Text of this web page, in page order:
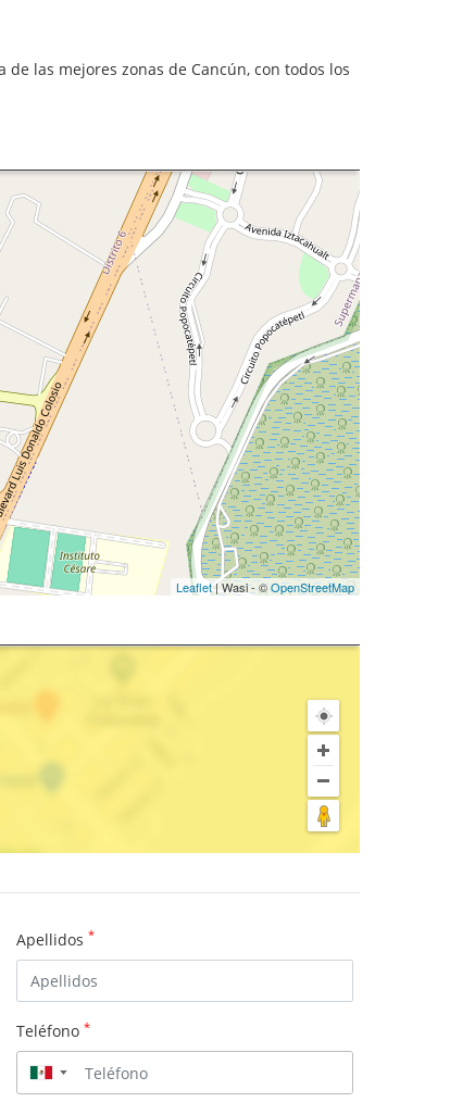
las mejores zonas de Cancún, con todos los
Leaflet| Wasi - ©OpenStreetMap
Apellidos *
Teléfono *
▼